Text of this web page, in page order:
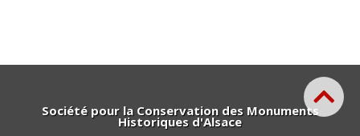
Société pour la Conservation des Monuments
Historiques d'Alsace